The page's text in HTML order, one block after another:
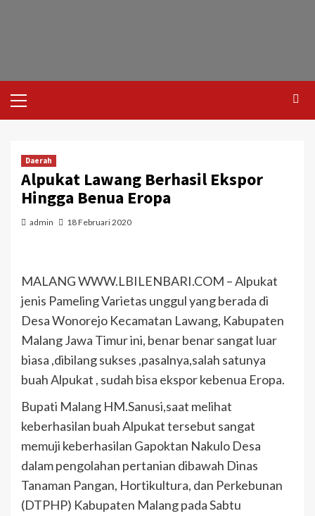
Daerah
Alpukat Lawang Berhasil Ekspor
Hingga Benua Eropa
admin 18 Februari 2020
MALANG WWW.LBILENBARI.COM – Alpukat
jenis Pameling Varietas unggul yang berada di
Desa Wonorejo Kecamatan Lawang, Kabupaten
Malang Jawa Timur ini, benar benar sangat luar
biasa ,dibilang sukses ,pasalnya,salah satunya
buah Alpukat , sudah bisa ekspor kebenua Eropa.
Bupati Malang HM.Sanusi,saat melihat
keberhasilan buah Alpukat tersebut sangat
memuji keberhasilan Gapoktan Nakulo Desa
dalam pengolahan pertanian dibawah Dinas
Tanaman Pangan, Hortikultura, dan Perkebunan
(DTPHP) Kabupaten Malang pada Sabtu